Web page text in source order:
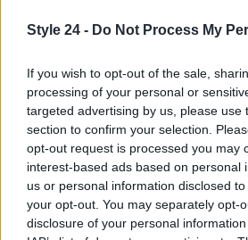
Style 24 - Do Not Process My
If you wish to opt-out of the sale,
processing of your personal or
targeted advertising by us, please use
section to confirm your selection.
opt-out request is processed you may
interest-based ads based on personal
us or personal information disclosed
your opt-out. You may separately opt-
disclosure of your personal